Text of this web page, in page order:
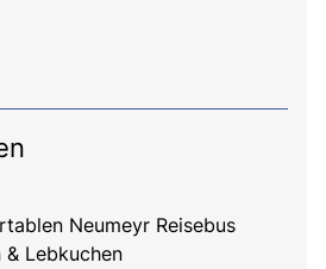
Neumeyr Reisebus
Lebkuchen